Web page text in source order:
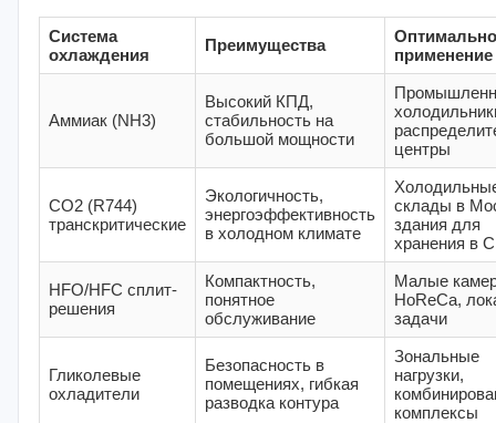
Система
охлаждения
Преимущества
применение
Аммиак (NH3)
Высокий КПД,
стабильность на
большой мощности
центры
CO2 (R744)
транскритические
Экологичность,
энергоэффективность
в холодном климате
склады в
здания для
хранения в
HFO/HFC сплит-
решения
Компактность,
понятное
обслуживание
Малые
HoReCa,
задачи
Гликолевые
охладители
Безопасность в
помещениях, гибкая
разводка контура
Зональные
нагрузки,
комплексы